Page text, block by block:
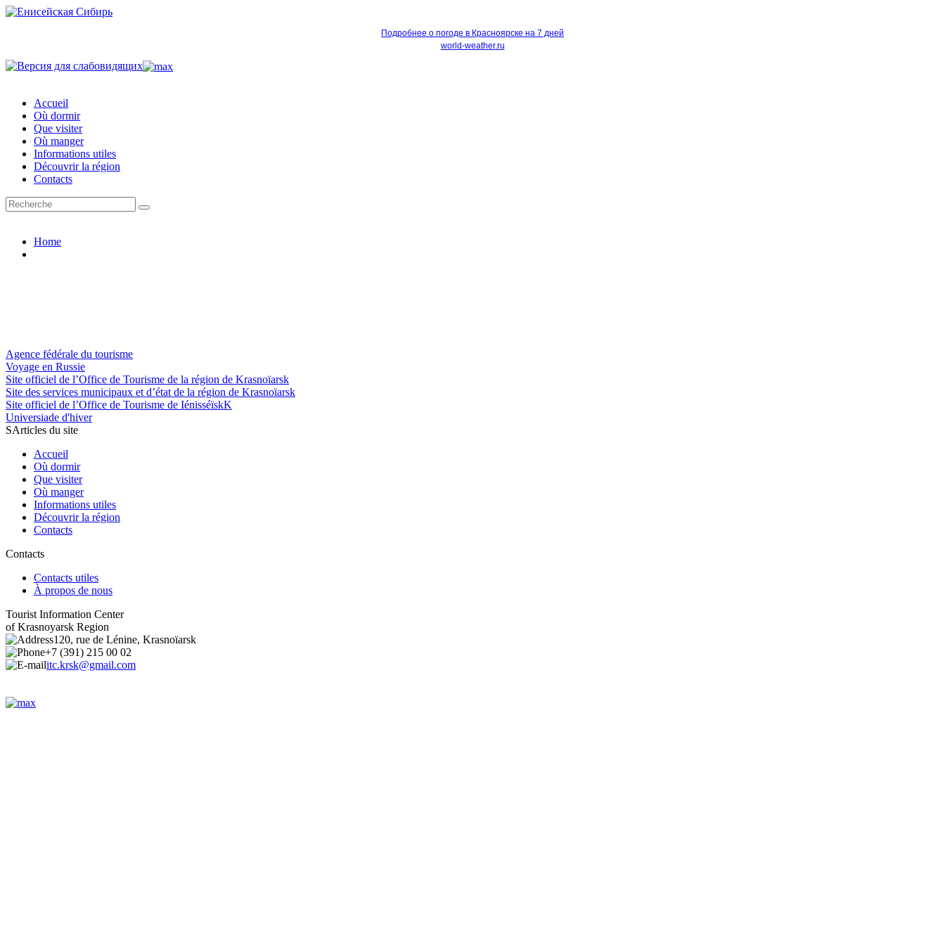
Подробнее о погоде в Красноярске на 7 дней
world-weather.ru
Accueil
Où dormir
Que visiter
Où manger
Informations utiles
Découvrir la région
Contacts
Home
Agence fédérale du tourisme
Voyage en Russie
Site officiel de l’Office de Tourisme de la région de Krasnoïarsk
Site des services municipaux et d’état de la région de Krasnoïarsk
Site officiel de l’Office de Tourisme de IénisséïskK
Universiade d'hiver
SArticles du site
Accueil
Où dormir
Que visiter
Où manger
Informations utiles
Découvrir la région
Contacts
Contacts
Contacts utiles
À propos de nous
Tourist Information Center
of Krasnoyarsk Region
120, rue de Lénine, Krasnoïarsk
+7 (391) 215 00 02
itc.krsk@gmail.com